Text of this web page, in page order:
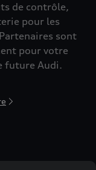
de contrôle,
pour les
sont
pour votre
future Audi.